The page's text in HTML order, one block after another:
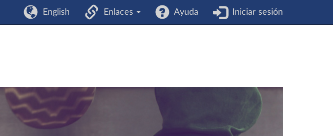
English Enlaces Ayuda Iniciar sesión